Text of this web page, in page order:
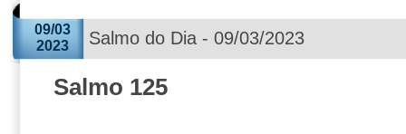
09/03
2023
Salmo do Dia - 09/03/2023
Salmo 125